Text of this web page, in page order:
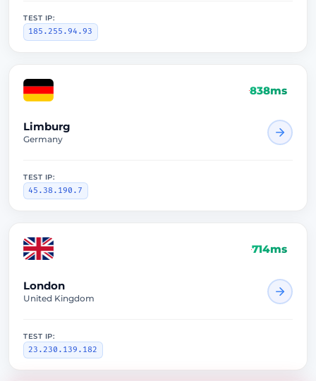
TEST IP:
185.255.94.93
838ms
Limburg
Germany
TEST IP:
45.38.190.7
714ms
London
United Kingdom
TEST IP:
23.230.139.182